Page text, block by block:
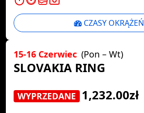
CZASY OKRĄŻEŃ
15-16 Czerwiec (Pon – Wt)
SLOVAKIA RING
WYPRZEDANE 1,232.00zł